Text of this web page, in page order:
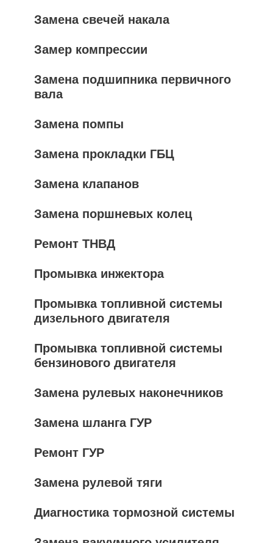
Замена свечей накала
Замер компрессии
Замена подшипника первичного
вала
Замена помпы
Замена прокладки ГБЦ
Замена клапанов
Замена поршневых колец
Ремонт ТНВД
Промывка инжектора
Промывка топливной системы
дизельного двигателя
Промывка топливной системы
бензинового двигателя
Замена рулевых наконечников
Замена шланга ГУР
Ремонт ГУР
Замена рулевой тяги
Диагностика тормозной системы